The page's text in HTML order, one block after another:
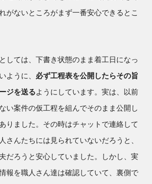
がないところがまず一番安心できるとこ
しては、下書き状態のまま着工日になっ
ように、 必ず工程表を公開したらその旨
ジを送るようにしています。実は、以前
い案件の仮工程を組んでそのまま公開し
りました。その時はチャットで連絡して
さんたちには見られていないだろうと、
だろうと安心していました。しかし、実
報を職人さん達は確認していて、裏側で